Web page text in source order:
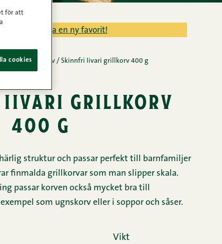
och hitta en ny favorit!
Korvar / Grillkorv / Skinnfri Iivari grillkorv 400 g
grillkorv
400 g
struktur och passar perfekt till barnfamiljer
finmalda grillkorvar som man slipper skala.
passar korven också mycket bra till
som ugnskorv eller i soppor och såser.
Vikt
för att
cookies